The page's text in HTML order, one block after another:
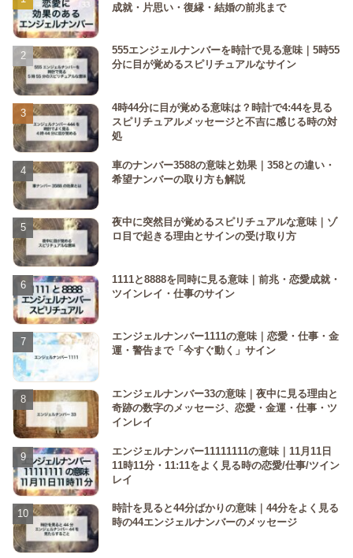
成就・片思い・復縁・結婚の前兆まで
555エンジェルナンバーを時計で見る意味｜5時55
分に目が覚めるスピリチュアルなサイン
4時44分に目が覚める意味は？時計で4:44を見る
スピリチュアルメッセージと不吉に感じる時の対
処
車のナンバー3588の意味と効果｜358との違い・
希望ナンバーの取り方も解説
夜中に突然目が覚めるスピリチュアルな意味｜ゾ
ロ目で起きる理由とサインの受け取り方
1111と8888を同時に見る意味｜前兆・恋愛成就・
ツインレイ・仕事のサイン
エンジェルナンバー1111の意味｜恋愛・仕事・金
運・警告まで「今すぐ動く」サイン
エンジェルナンバー33の意味｜夜中に見る理由と
奇跡の数字のメッセージ、恋愛・金運・仕事・ツ
インレイ
エンジェルナンバー11111111の意味｜11月11日
11時11分・11:11をよく見る時の恋愛/仕事/ツイン
レイ
時計を見ると44分ばかりの意味｜44分をよく見る
時の44エンジェルナンバーのメッセージ